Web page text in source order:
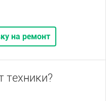
на ремонт
техники?